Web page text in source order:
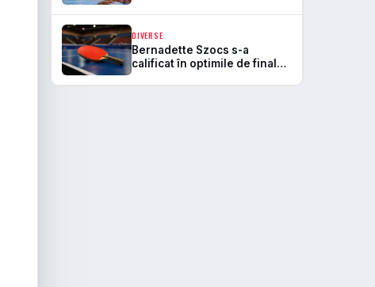
DIVERSE
Bernadette Szocs s-a
calificat în optimile de finală